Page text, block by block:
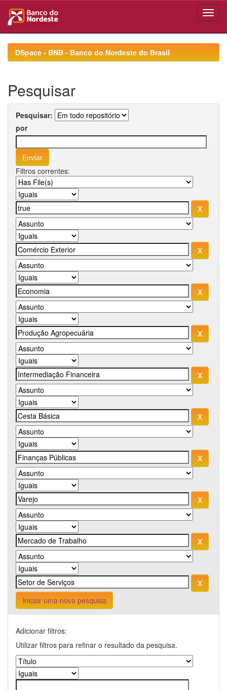
navigationDSpace - BNB - Banco do Nordeste do Brasil
Pesquisar
Pesquisar:
por
Filtros correntes:
Iniciar uma nova pesquisa
Adicionar filtros:
Utilizar filtros para refinar o resultado da pesquisa.